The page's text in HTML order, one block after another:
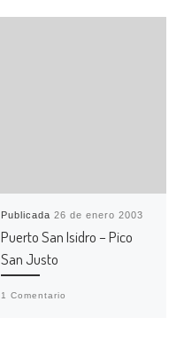
Publicada26 de enero 2003
Puerto San Isidro – Pico
San Justo
1 Comentario